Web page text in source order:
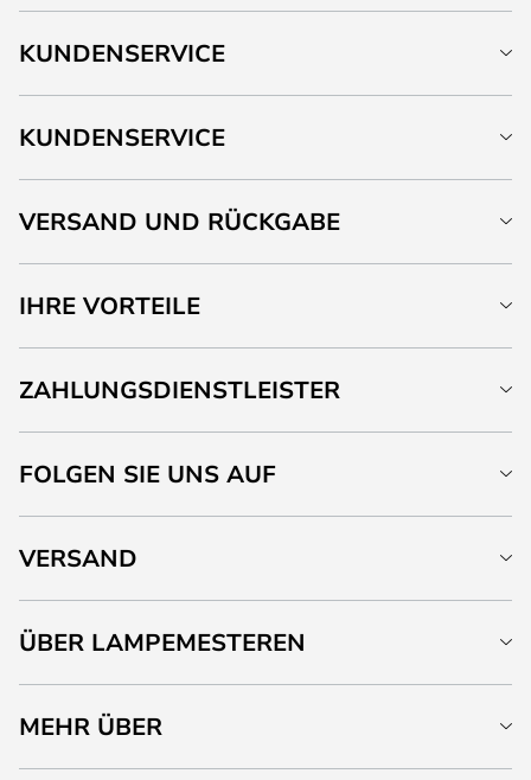
KUNDENSERVICE
KUNDENSERVICE
VERSAND UND RÜCKGABE
IHRE VORTEILE
ZAHLUNGSDIENSTLEISTER
FOLGEN SIE UNS AUF
VERSAND
ÜBER LAMPEMESTEREN
MEHR ÜBER